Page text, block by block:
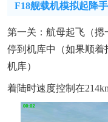
F18舰载机模拟起降
第一关：航母起飞（摁
停到机库中（如果顺
机库）
着陆时速度控制在